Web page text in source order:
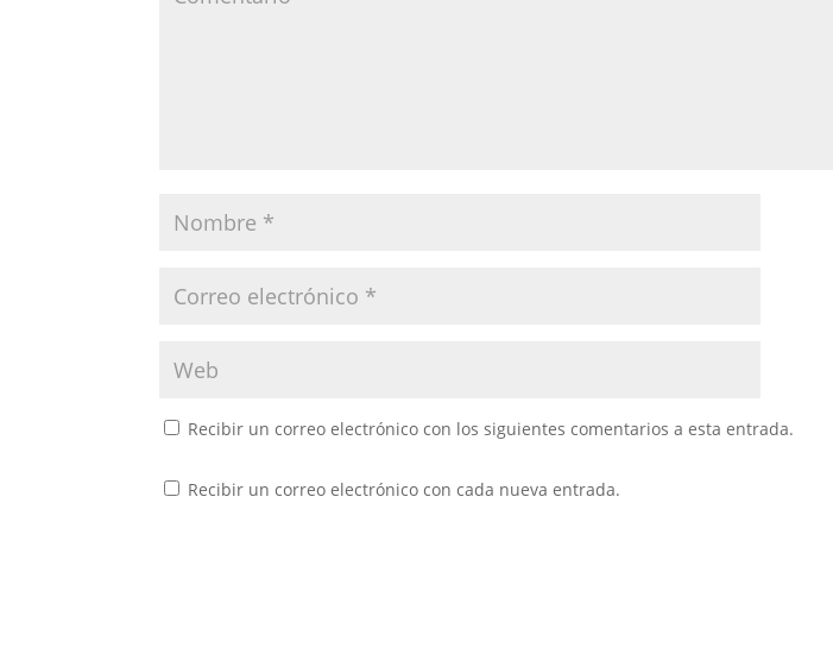
Recibir un correo electrónico con los siguientes comentarios a esta entrada.
Recibir un correo electrónico con cada nueva entrada.